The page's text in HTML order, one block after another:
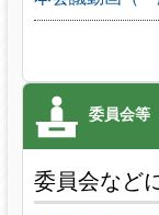
委員会など